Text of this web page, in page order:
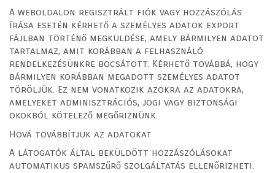
A weboldalon regisztrált fiók vagy hozzászólás
írása esetén kérhető a személyes adatok export
fájlban történő megküldése, amely bármilyen adatot
tartalmaz, amit korábban a felhasználó
rendelkezésünkre bocsátott. Kérhető továbbá, hogy
bármilyen korábban megadott személyes adatot
töröljük. Ez nem vonatkozik azokra az adatokra,
amelyeket adminisztrációs, jogi vagy biztonsági
okokból kötelező megőriznünk.
Hová továbbítjuk az adatokat
A látogatók által beküldött hozzászólásokat
automatikus spamszűrő szolgáltatás ellenőrizheti.